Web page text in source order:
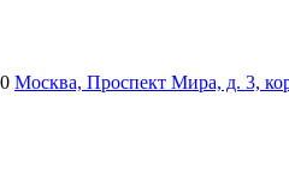
Москва, Проспект Мира, д. 3,